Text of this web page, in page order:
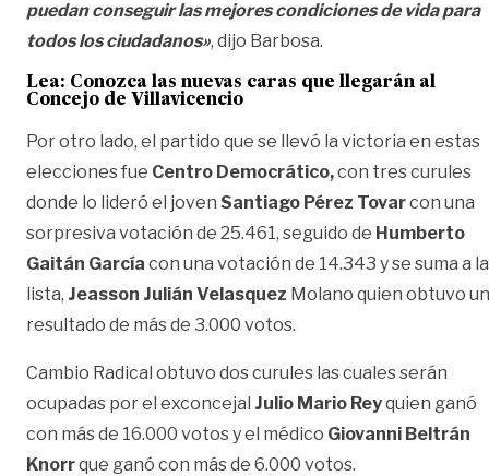
puedan conseguir las mejores condiciones de vida para
todos los ciudadanos», dijo Barbosa.
Lea: Conozca las nuevas caras que llegarán al
Concejo de Villavicencio
Por otro lado, el partido que se llevó la victoria en estas
elecciones fue Centro Democrático,con tres curules
donde lo lideró el joven Santiago Pérez Tovarcon una
sorpresiva votación de 25.461, seguido de Humberto
Gaitán García con una votación de 14.343 y se suma a la
lista, Jeasson Julián Velasquez Molano quien obtuvo un
resultado de más de 3.000 votos.
Cambio Radical obtuvo dos curules las cuales serán
ocupadas por el exconcejal Julio Mario Reyquien ganó
con más de 16.000 votos y el médico Giovanni Beltrán
Knorrque ganó con más de 6.000 votos.